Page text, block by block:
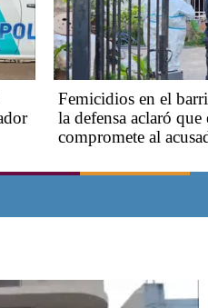
​​​​​Femicidios en el
la defensa aclaró
compromete al